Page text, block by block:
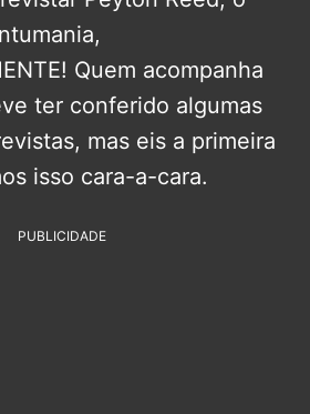
Quem acompanha
ter conferido algumas
mas eis a primeira
isso cara-a-cara.
PUBLICIDADE